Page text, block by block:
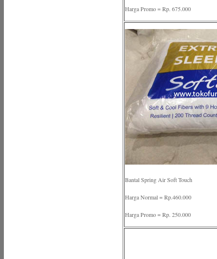
Harga Promo = Rp. 675.000
Bantal Spring Air Soft Touch
Harga Normal = Rp.460.000
Harga Promo = Rp. 250.000